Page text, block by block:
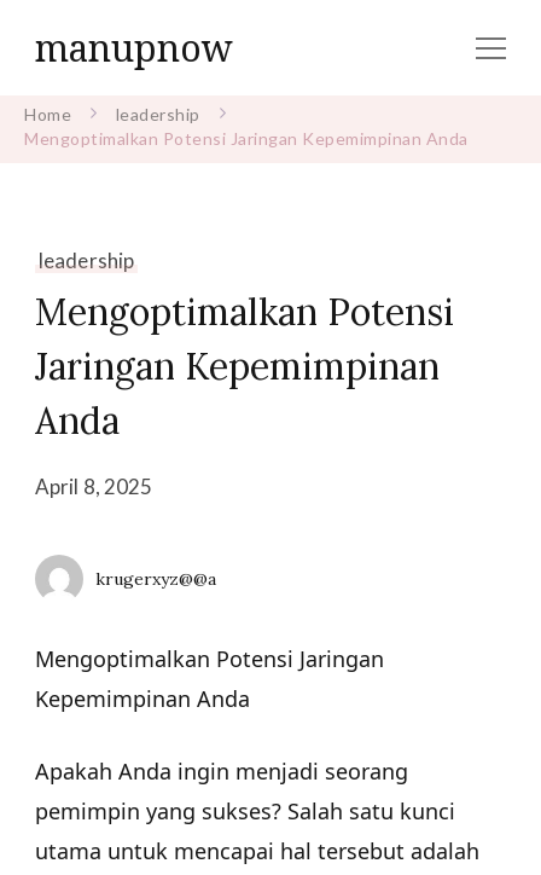
manupnow
Home
leadership
Mengoptimalkan Potensi Jaringan Kepemimpinan Anda
leadership
Mengoptimalkan Potensi
Jaringan Kepemimpinan
Anda
April 8, 2025
krugerxyz@@a
Mengoptimalkan Potensi Jaringan
Kepemimpinan Anda
Apakah Anda ingin menjadi seorang
pemimpin yang sukses? Salah satu kunci
utama untuk mencapai hal tersebut adalah